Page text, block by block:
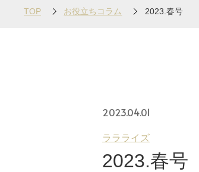
TOP お役立ちコラム 2023.春号
2023.04.01
ララライズ
2023.春号